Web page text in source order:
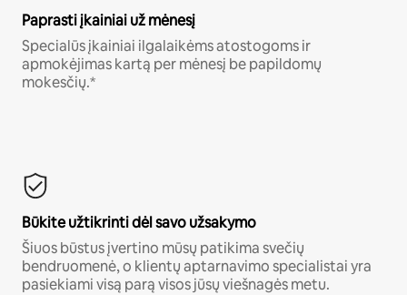
Paprasti įkainiai už mėnesį
Specialūs įkainiai ilgalaikėms atostogoms ir
apmokėjimas kartą per mėnesį be papildomų
mokesčių.*
Būkite užtikrinti dėl savo užsakymo
Šiuos būstus įvertino mūsų patikima svečių
bendruomenė, o klientų aptarnavimo specialistai yra
pasiekiami visą parą visos jūsų viešnagės metu.